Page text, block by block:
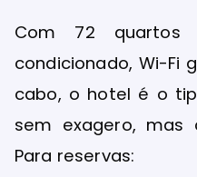
Com 72 quartos
condicionado, Wi-Fi
cabo, o hotel é o
sem exagero,
Para reservas: